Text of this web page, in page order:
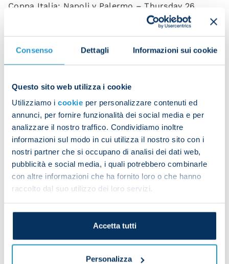
Consenso Dettagli Informazioni sui cookie
Questo sito web utilizza i cookie
Utilizziamo i cookie per personalizzare contenuti ed
annunci, per fornire funzionalità dei social media e per
analizzare il nostro traffico. Condividiamo inoltre
informazioni sul modo in cui utilizza il nostro sito con i
nostri partner che si occupano di analisi dei dati web,
pubblicità e social media, i quali potrebbero combinarle
con altre informazioni che ha fornito loro o che hanno
raccolto dal suo utilizzo dei loro servizi.
Accetta tutti
Personalizza
Coppa Italia: Napoli v Palermo – Thursday 26
20:45
Week 9: Napoli v Lecce – Saturday 26 October,
15:00
Week 10: AC Milan v Napoli – Tuesday 29 October,
20:45
12:30
20:45